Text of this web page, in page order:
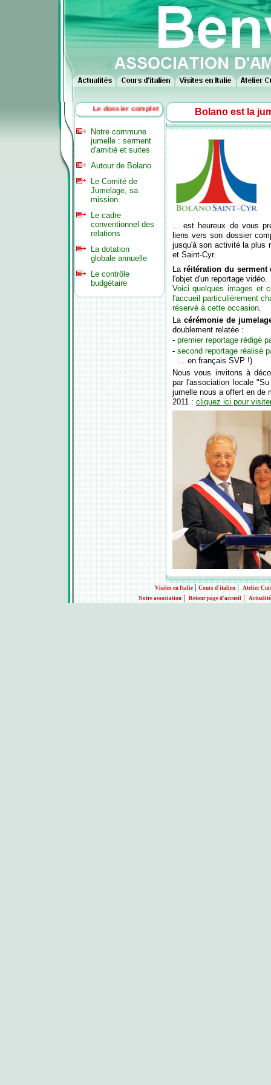
Le dossier complet
Notre commune
jumelle : serment
d'amitié et suites
Autour de Bolano
Le Comité de
Jumelage, sa
mission
Le cadre
conventionnel des
relations
La dotation
globale annuelle
Le contrôle
budgétaire
Bolano est la
... est heureux de vous
liens vers son dossier
jusqu'à son activité la plus
et Saint-Cyr.
Laréitération du serment
l'objet d'un reportage vidéo.
Voici quelques images et
l'accueil particulièrement
réservé à cette occasion.
La cérémonie de
doublement relatée :
- premier reportage rédigé
- second reportage réalisé
... en français SVP !)
Nous vous invitons à
par l'association locale
jumelle nous a offert en de
2011 : cliquez ici pour
Visites en Italie| Cours d'italien|
Atelier
Notre association| Retour page d'accueil|